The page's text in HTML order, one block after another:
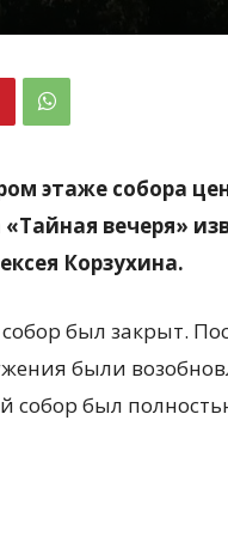
этаже собора
вечеря»
Корзухина.
был закрыт.
были
собор был